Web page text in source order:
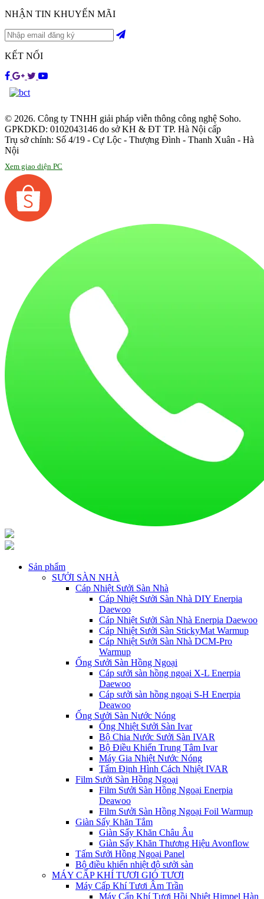
NHẬN TIN KHUYẾN MÃI
KẾT NỐI
© 2026. Công ty TNHH giải pháp viễn thông công nghệ Soho.
GPKDKD: 0102043146 do sở KH & ĐT TP. Hà Nội cấp
Trụ sở chính: Số 4/19 - Cự Lộc - Thượng Đình - Thanh Xuân - Hà
Nội
Xem giao diện PC
Sản phẩm
SƯỞI SÀN NHÀ
Cáp Nhiệt Sưởi Sàn Nhà
Cáp Nhiệt Sưởi Sàn Nhà DIY Enerpia
Daewoo
Cáp Nhiệt Sưởi Sàn Nhà Enerpia Daewoo
Cáp Nhiệt Sưởi Sàn StickyMat Warmup
Cáp Nhiệt Sưởi Sàn Nhà DCM-Pro
Warmup
Ống Sưởi Sàn Hồng Ngoại
Cáp sưởi sàn hồng ngoại X-L Enerpia
Daewoo
Cáp sưởi sàn hồng ngoại S-H Enerpia
Deawoo
Ống Sưởi Sàn Nước Nóng
Ống Nhiệt Sưởi Sàn Ivar
Bộ Chia Nước Sưởi Sàn IVAR
Bộ Điều Khiển Trung Tâm Ivar
Máy Gia Nhiệt Nước Nóng
Tấm Định Hình Cách Nhiệt IVAR
Film Sưởi Sàn Hồng Ngoại
Film Sưởi Sàn Hồng Ngoại Enerpia
Deawoo
Film Sưởi Sàn Hồng Ngoại Foil Warmup
Giàn Sấy Khăn Tắm
Giàn Sấy Khăn Châu Âu
Giàn Sấy Khăn Thương Hiệu Avonflow
Tấm Sưởi Hồng Ngoại Panel
Bộ điều khiển nhiệt độ sưởi sàn
MÁY CẤP KHÍ TƯƠI GIÓ TƯƠI
Máy Cấp Khí Tươi Âm Trần
Máy Cấp Khí Tươi Hồi Nhiệt Himpel Hàn